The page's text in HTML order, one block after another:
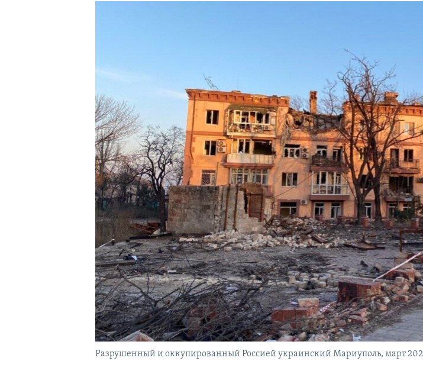
Разрушенный и оккупированный Россией украинский Мариуполь, март